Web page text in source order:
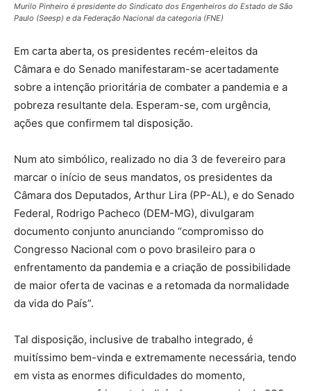
Murilo Pinheiro é presidente do Sindicato dos Engenheiros do Estado de São
Paulo (Seesp) e da Federação Nacional da categoria (FNE)
Em carta aberta, os presidentes recém-eleitos da
Câmara e do Senado manifestaram-se acertadamente
sobre a intenção prioritária de combater a pandemia e a
pobreza resultante dela. Esperam-se, com urgência,
ações que confirmem tal disposição.
Num ato simbólico, realizado no dia 3 de fevereiro para
marcar o início de seus mandatos, os presidentes da
Câmara dos Deputados, Arthur Lira (PP-AL), e do Senado
Federal, Rodrigo Pacheco (DEM-MG), divulgaram
documento conjunto anunciando “compromisso do
Congresso Nacional com o povo brasileiro para o
enfrentamento da pandemia e a criação de possibilidade
de maior oferta de vacinas e a retomada da normalidade
da vida do País”.
Tal disposição, inclusive de trabalho integrado, é
muitíssimo bem-vinda e extremamente necessária, tendo
em vista as enormes dificuldades do momento,